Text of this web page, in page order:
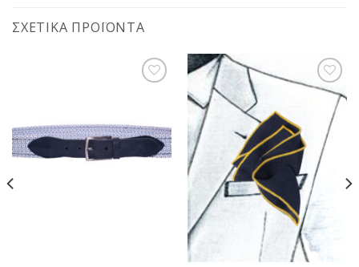
ΣΧΕΤΙΚΆ ΠΡΟΪΌΝΤΑ
Προσθήκη
στη Λίστα
Επιθυμίας